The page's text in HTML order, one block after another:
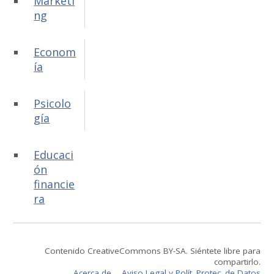
ng
Econom
ía
Psicolo
gía
Educaci
ón
financie
ra
Contenido CreativeCommons BY-SA. Siéntete libre para
compartirlo.